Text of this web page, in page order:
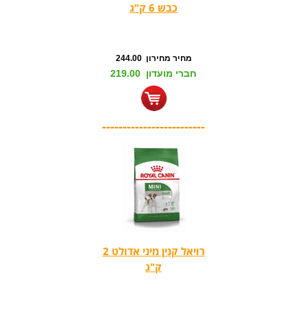
כבש 6 ק"ג
מחיר מחירון 244.00
חברי מועדון 219.00
-------------------------
רויאל קנין מיני אדולט 2
ק"ג